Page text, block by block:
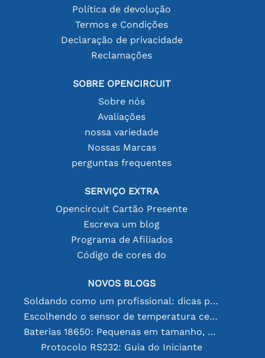
Política de devolução
Termos e Condições
Declaração de privacidade
Reclamações
SOBRE OPENCIRCUIT
Sobre nós
Avaliações
nossa variedade
Nossas Marcas
perguntas frequentes
SERVIÇO EXTRA
Opencircuit Cartão Presente
Escreva um blog
Programa de Afiliados
Código de cores do
NOVOS BLOGS
Soldando como um profissional: dicas para conexões eletrônicas perfeitas
Escolhendo o sensor de temperatura certo [youtube]
Baterias 18650: Pequenas em tamanho, grandes em desempenho
Protocolo RS232: Guia do Iniciante